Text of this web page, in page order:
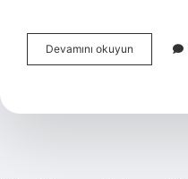
Devamını okuyun Minyatür
Sanatı
Bilgi